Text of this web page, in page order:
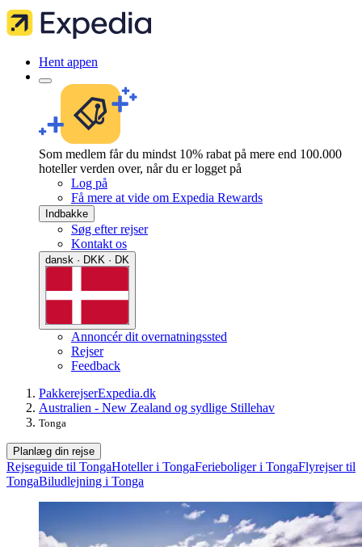
Hent appen
Som medlem får du mindst 10% rabat på mere end 100.000
hoteller verden over, når du er logget på
Log på
Få mere at vide om Expedia Rewards
Indbakke
Søg efter rejser
Kontakt os
dansk · DKK · DK
Annoncér dit overnatningssted
Rejser
Feedback
PakkerejserExpedia.dk
Australien - New Zealand og sydlige Stillehav
Tonga
Planlæg din rejse
Rejseguide til TongaHoteller i TongaFerieboliger i TongaFlyrejser til
TongaBiludlejning i Tonga